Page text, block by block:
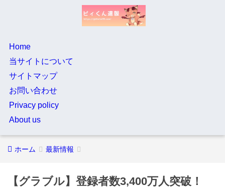
Home
当サイトについて
サイトマップ
お問い合わせ
Privacy policy
About us
ホーム 最新情報
【グラブル】登録者数3,400万人突破！